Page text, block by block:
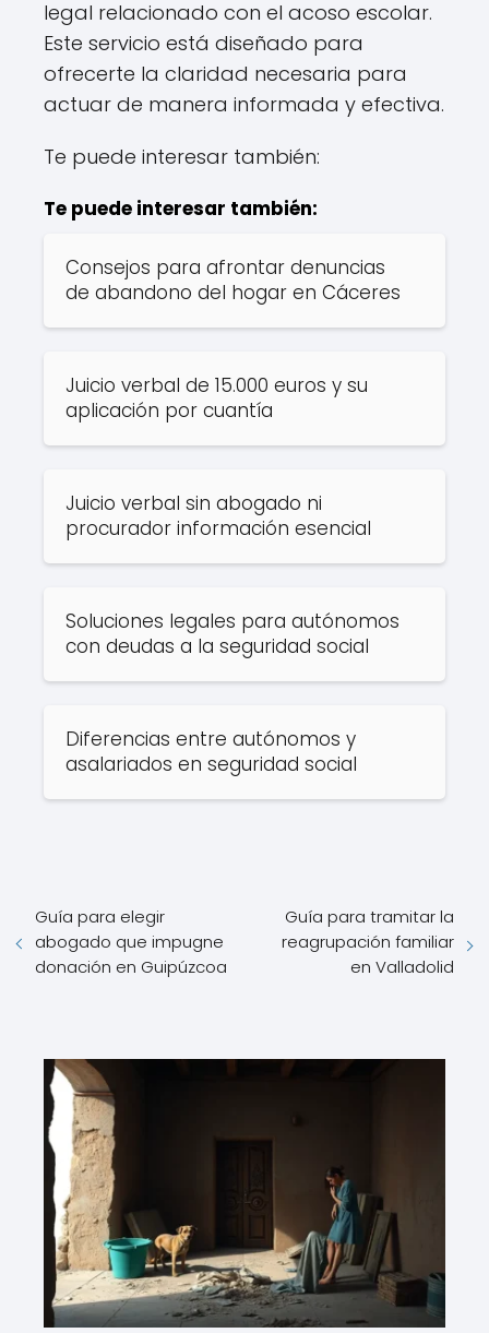
legal relacionado con el acoso escolar.
Este servicio está diseñado para
ofrecerte la claridad necesaria para
actuar de manera informada y efectiva.
Te puede interesar también:
Te puede interesar también:
Consejos para afrontar denuncias
de abandono del hogar en Cáceres
Juicio verbal de 15.000 euros y su
aplicación por cuantía
Juicio verbal sin abogado ni
procurador información esencial
Soluciones legales para autónomos
con deudas a la seguridad social
Diferencias entre autónomos y
asalariados en seguridad social
Guía para elegir
abogado que impugne
donación en Guipúzcoa
Guía para tramitar la
reagrupación familiar
en Valladolid